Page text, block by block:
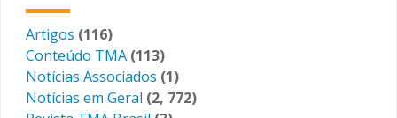
Artigos (116)
Conteúdo TMA (113)
Notícias Associados (1)
Notícias em Geral (2, 772)